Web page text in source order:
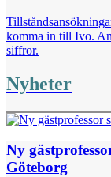
komma in till Ivo.
siffror.
Nyheter
Ny
Göteborg